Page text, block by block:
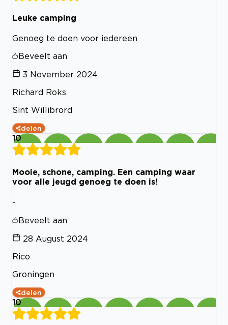
Leuke camping
Genoeg te doen voor iedereen
Beveelt aan
3 November 2024
Richard Roks
Sint Willibrord
delen
10
Mooie, schone, camping. Een camping waar
voor alle jeugd genoeg te doen is!
-
Beveelt aan
28 August 2024
Rico
Groningen
delen
10